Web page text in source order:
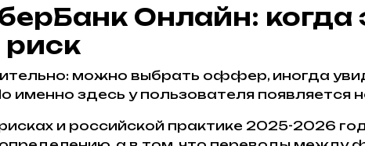
Онлайн: когда
можно выбрать оффер, иногда
именно здесь у пользователя появляется
и российской практике 2025-2026